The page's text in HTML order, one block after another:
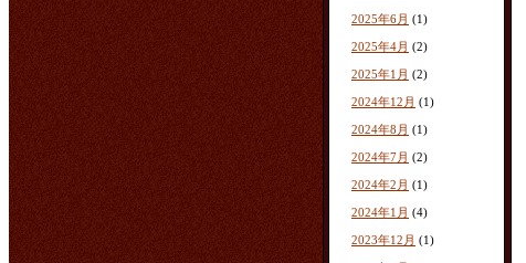
2025年6月 (1)
2025年4月 (2)
2025年1月 (2)
2024年12月 (1)
2024年8月 (1)
2024年7月 (2)
2024年2月 (1)
2024年1月 (4)
2023年12月 (1)